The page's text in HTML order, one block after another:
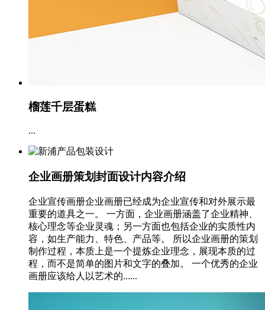
榴莲千层蛋糕
...
企业画册策划封面设计内容介绍
企业宣传画册企业画册已经成为企业宣传和对外展示最
重要的道具之一。 一方面，企业画册涵盖了企业精神、
核心理念等企业灵魂；另一方面也包括企业的实质性内
容，如生产能力、特色、产品等。 所以企业画册的策划
制作过程，本质上是一个提炼企业理念，展现本质的过
程，而不是简单的图片和文字的叠加。 一个优秀的企业
画册应该给人以艺术的......